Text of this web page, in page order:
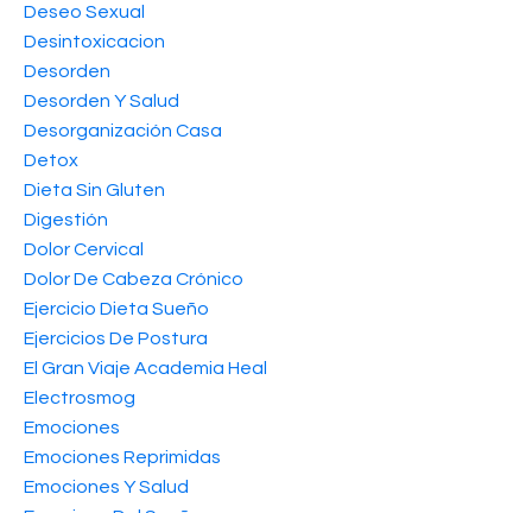
Deseo Sexual
Desintoxicacion
Desorden
Desorden Y Salud
Desorganización Casa
Detox
Dieta Sin Gluten
Digestión
Dolor Cervical
Dolor De Cabeza Crónico
Ejercicio Dieta Sueño
Ejercicios De Postura
El Gran Viaje Academia Heal
Electrosmog
Emociones
Emociones Reprimidas
Emociones Y Salud